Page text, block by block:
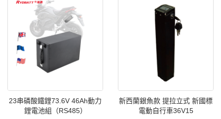
23串磷酸鐵鋰73.6V 46Ah動力
鋰電池組（RS485）
新西蘭銀魚款 提拉立式 新國標
電動自行車36V15